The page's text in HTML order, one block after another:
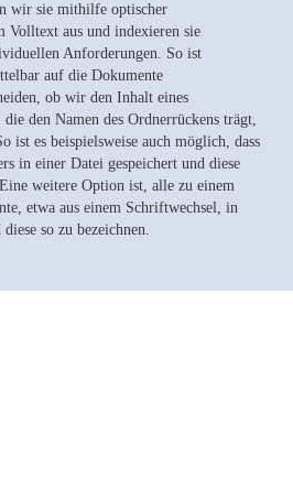
wir sie mithilfe optischer
Volltext aus und indexieren sie
Anforderungen. So ist
auf die Dokumente
ob wir den Inhalt eines
den Namen des Ordnerrückens trägt,
ist es beispielsweise auch möglich, dass
in einer Datei gespeichert und diese
weitere Option ist, alle zu einem
etwa aus einem Schriftwechsel, in
so zu bezeichnen.